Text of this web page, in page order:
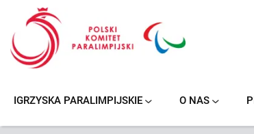
treści
IGRZYSKA PARALIMPIJSKIE O NAS